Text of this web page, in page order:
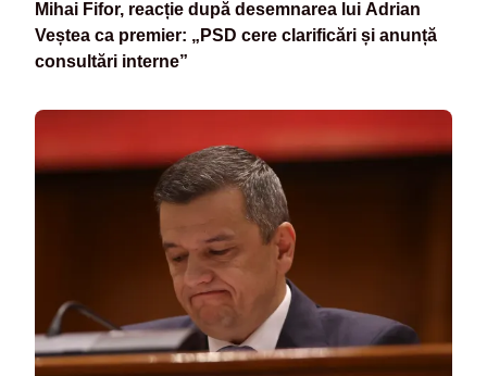
Mihai Fifor, reacție după desemnarea lui Adrian
Veștea ca premier: „PSD cere clarificări și anunță
consultări interne”